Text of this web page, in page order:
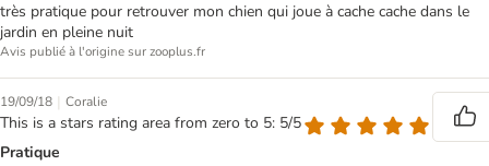
très pratique pour retrouver mon chien qui joue à cache cache dans le
jardin en pleine nuit
Avis publié à l'origine sur zooplus.fr
19/09/18 | Coralie
This is a stars rating area from zero to 5: 5/5
Pratique